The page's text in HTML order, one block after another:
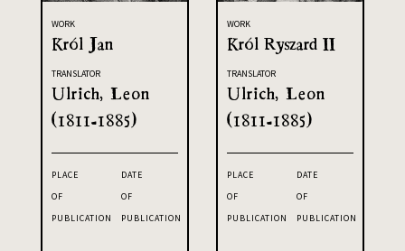
WORK
Król Jan
TRANSLATOR
Ulrich, Leon
(1811-1885)
PLACE
OF
PUBLICATION
DATE
OF
PUBLICATION
WORK
Król Ryszard II
TRANSLATOR
Ulrich, Leon
(1811-1885)
PLACE
OF
PUBLICATION
DATE
OF
PUBLICATION